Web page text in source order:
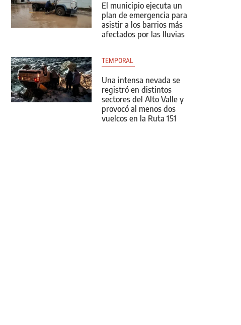
El municipio ejecuta un
plan de emergencia para
asistir a los barrios más
afectados por las lluvias
TEMPORAL
Una intensa nevada se
registró en distintos
sectores del Alto Valle y
provocó al menos dos
vuelcos en la Ruta 151